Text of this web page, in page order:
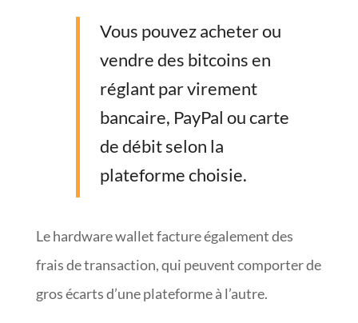
Vous pouvez acheter ou
vendre des bitcoins en
réglant par virement
bancaire, PayPal ou carte
de débit selon la
plateforme choisie.
Le hardware wallet facture également des
frais de transaction, qui peuvent comporter de
gros écarts d’une plateforme à l’autre.